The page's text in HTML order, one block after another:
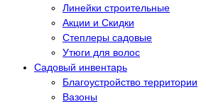
Линейки строительные
Акции и Скидки
Степлеры садовые
Утюги для волос
Садовый инвентарь
Благоустройство территории
Вазоны